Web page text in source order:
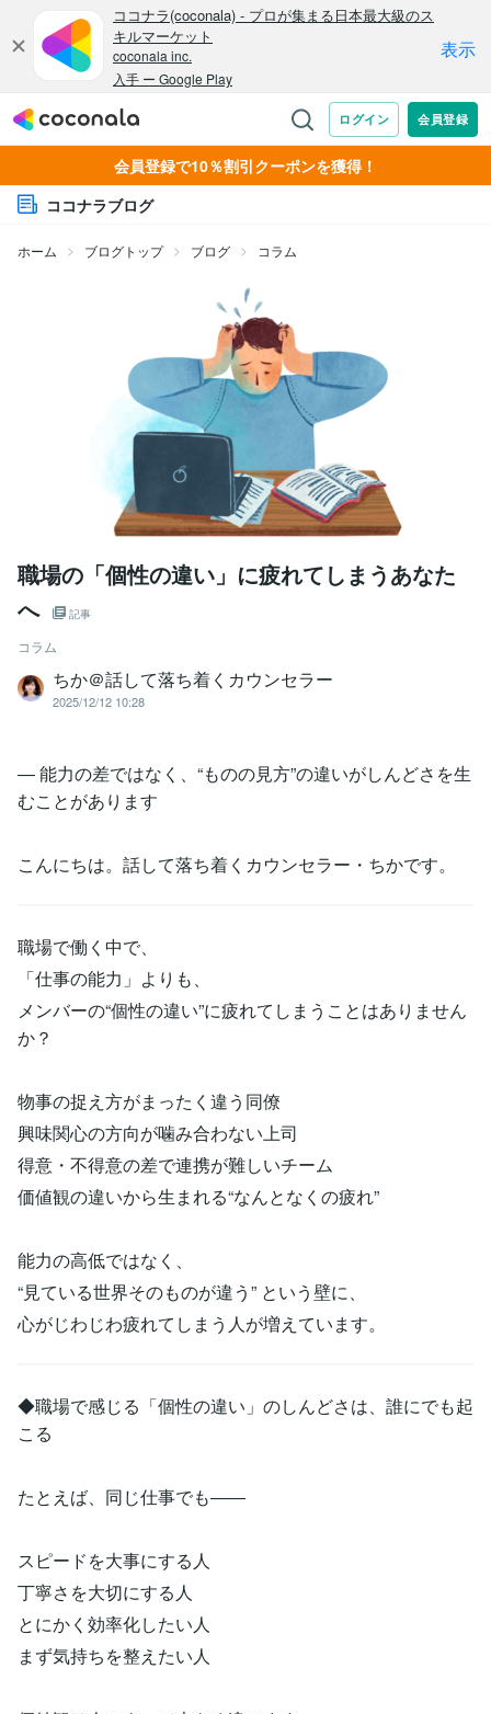
会員登録で10％割引クーポンを獲得！
ココナラブログ
ホーム ブログトップ ブログ コラム
職場の「個性の違い」に疲れてしまうあなた
へ
記事
コラム
ちか＠話して落ち着くカウンセラー
2025/12/12 10:28
― 能力の差ではなく、“ものの見方”の違いがしんどさを生
むことがあります
こんにちは。話して落ち着くカウンセラー・ちかです。
職場で働く中で、
「仕事の能力」よりも、
メンバーの“個性の違い”に疲れてしまうことはありません
か？
物事の捉え方がまったく違う同僚
興味関心の方向が噛み合わない上司
得意・不得意の差で連携が難しいチーム
価値観の違いから生まれる“なんとなくの疲れ”
能力の高低ではなく、
“見ている世界そのものが違う” という壁に、
心がじわじわ疲れてしまう人が増えています。
◆職場で感じる「個性の違い」のしんどさは、誰にでも起
こる
たとえば、同じ仕事でも――
スピードを大事にする人
丁寧さを大切にする人
とにかく効率化したい人
まず気持ちを整えたい人